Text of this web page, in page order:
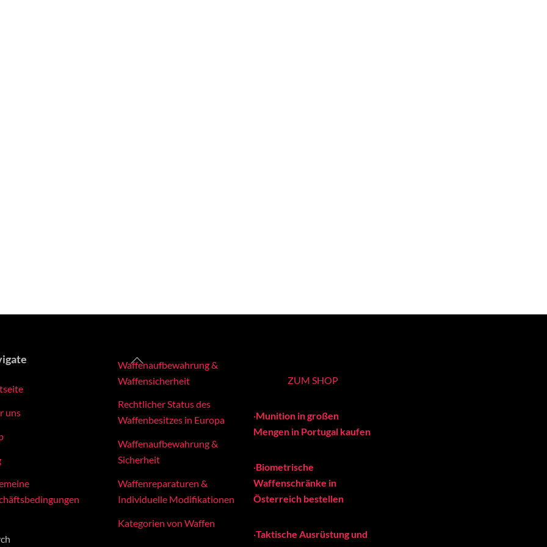
Back
uns
Waffenaufbewahrung &
Waffensicherheit
Rechtlicher Status des
Waffenbesitzes in Europa
Waffenaufbewahrung &
Sicherheit
Waffenreparaturen &
Individuelle Modifikationen
Kategorien von Waffen
ZUM SHOP
·Munition in großen
Mengen in Portugal kaufen
·Biometrische
Waffenschränke in
Österreich bestellen
·Taktische Ausrüstung und